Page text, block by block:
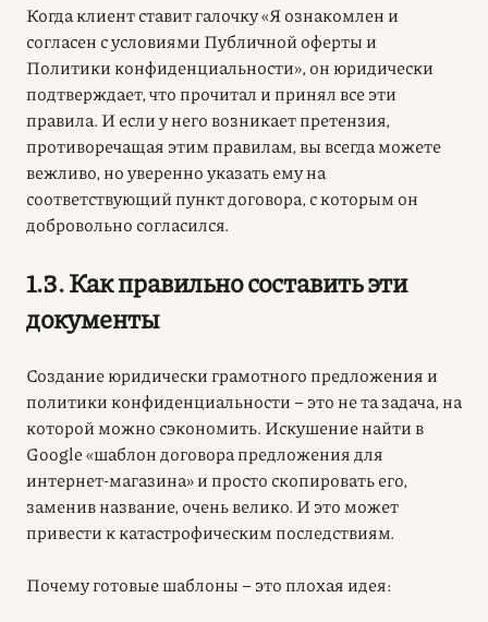
Когда клиент ставит галочку «Я ознакомлен и
согласен с условиями Публичной оферты и
Политики конфиденциальности», он юридически
подтверждает, что прочитал и принял все эти
правила. И если у него возникает претензия,
противоречащая этим правилам, вы всегда можете
вежливо, но уверенно указать ему на
соответствующий пункт договора, с которым он
добровольно согласился.
1.3. Как правильно составить эти
документы
Создание юридически грамотного предложения и
политики конфиденциальности – это не та задача, на
которой можно сэкономить. Искушение найти в
Google «шаблон договора предложения для
интернет-магазина» и просто скопировать его,
заменив название, очень велико. И это может
привести к катастрофическим последствиям.
Почему готовые шаблоны – это плохая идея: